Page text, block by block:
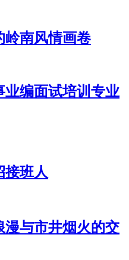
岭南风情画卷
业编面试培训专业
接班人
漫与市井烟火的交